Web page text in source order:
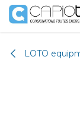
Skip to Content
LOTO